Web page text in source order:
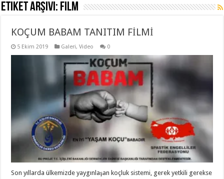
Etiket Arşivi: film
KOÇUM BABAM TANITIM FİLMİ
5 Ekim 2019 Galeri,Video 0
Son yıllarda ülkemizde yaygınlaşan koçluk sistemi, gerek yetkili gerekse